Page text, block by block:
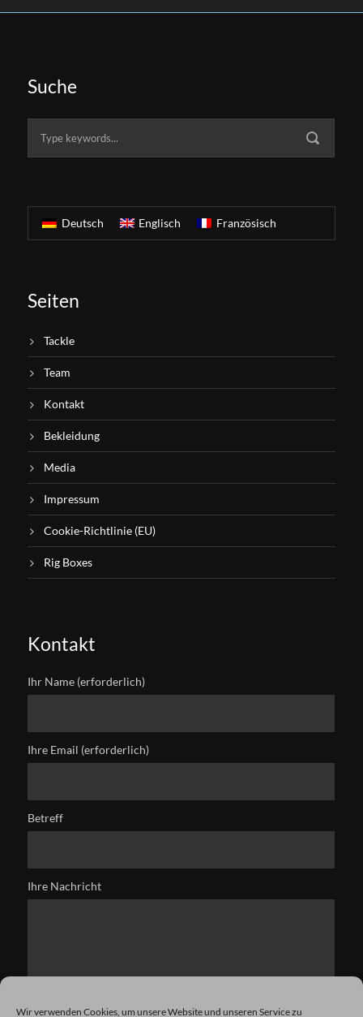
Wir verwenden Cookies, um unsere Website und unseren Service zu
Suche
Deutsch Englisch Französisch
Seiten
Tackle
Team
Kontakt
Bekleidung
Media
Impressum
Cookie-Richtlinie (EU)
Rig Boxes
Kontakt
Ihr Name (erforderlich)
Ihre Email (erforderlich)
Betreff
Ihre Nachricht